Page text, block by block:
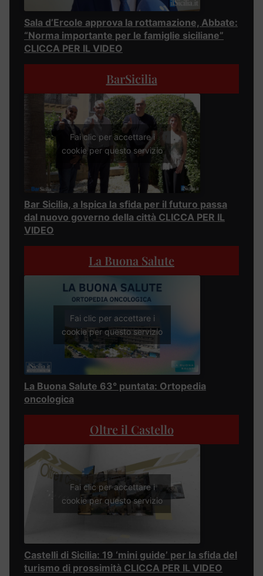
Sala d’Ercole approva la rottamazione, Abbate:
“Norma importante per le famiglie siciliane”
CLICCA PER IL VIDEO
BarSicilia
Fai clic per accettare i
cookie per questo servizio
Bar Sicilia, a Ispica la sfida per il futuro passa
dal nuovo governo della città CLICCA PER IL
VIDEO
La Buona Salute
Fai clic per accettare i
cookie per questo servizio
La Buona Salute 63° puntata: Ortopedia
oncologica
Oltre il Castello
Fai clic per accettare i
cookie per questo servizio
Castelli di Sicilia: 19 ‘mini guide’ per la sfida del
turismo di prossimità CLICCA PER IL VIDEO